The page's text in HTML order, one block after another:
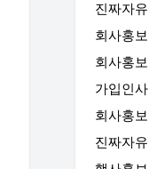
진짜자유
회사홍보
회사홍보
가입인사
회사홍보
진짜자유